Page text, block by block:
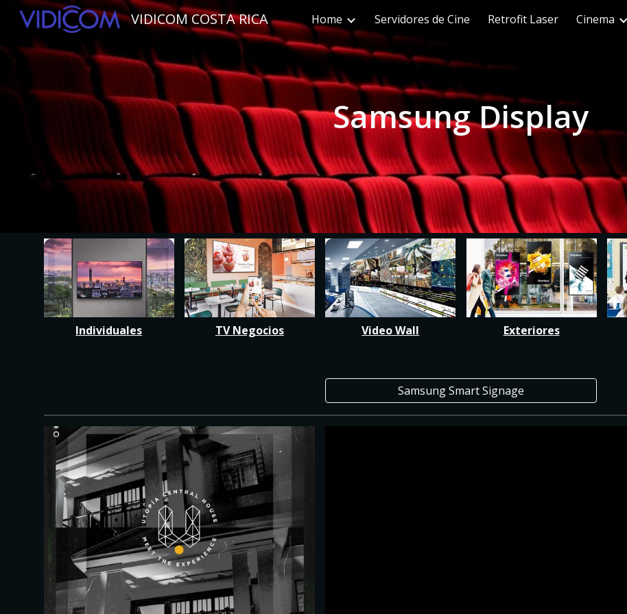
Skip to main content Skip to navigation
VIDICOM COSTA RICA Home Servidores de Cine Retrofit Laser Cinema
Samsung Display
Individuales TV Negocios Video Wall Exteriores
Samsung Smart Signage